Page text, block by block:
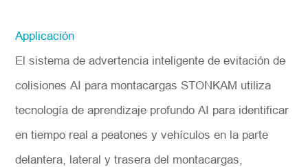
Applicación
El sistema de advertencia inteligente de evitación de
colisiones AI para montacargas STONKAM utiliza
tecnología de aprendizaje profundo AI para identificar
en tiempo real a peatones y vehículos en la parte
delantera, lateral y trasera del montacargas,